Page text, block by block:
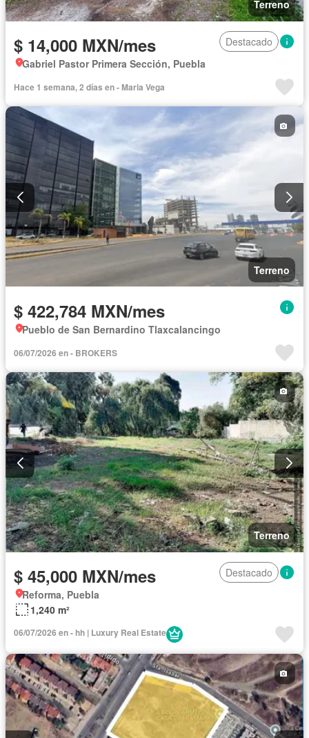
Terreno
$ 14,000 MXN/mes
Destacado
Gabriel Pastor Primera Sección, Puebla
Hace 1 semana, 2 días en - Maria Vega
Terreno
$ 422,784 MXN/mes
Pueblo de San Bernardino Tlaxcalancingo
06/07/2026 en - BROKERS
Terreno
$ 45,000 MXN/mes
Destacado
Reforma, Puebla
1,240 m²
06/07/2026 en - hh | Luxury Real Estate